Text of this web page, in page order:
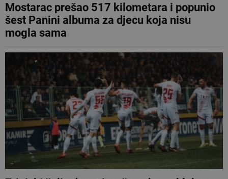
Mostarac prešao 517 kilometara i popunio
šest Panini albuma za djecu koja nisu
mogla sama